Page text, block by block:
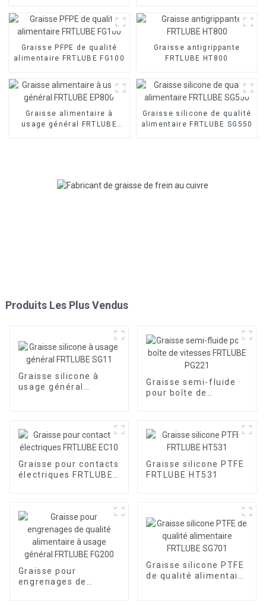
Graisse PFPE de qualité
alimentaire FRTLUBE FG100
Graisse antigrippante
FRTLUBE HT800
Graisse alimentaire à
usage général FRTLUBE
Graisse silicone de qualité
alimentaire FRTLUBE SG550
Produits Les Plus Vendus
Graisse silicone à
usage général
Graisse semi-fluide
pour boîte de
Graisse pour contacts
électriques FRTLUBE
Graisse silicone PTFE
FRTLUBE HT531
Graisse pour
engrenages de
Graisse silicone PTFE
de qualité alimentaire